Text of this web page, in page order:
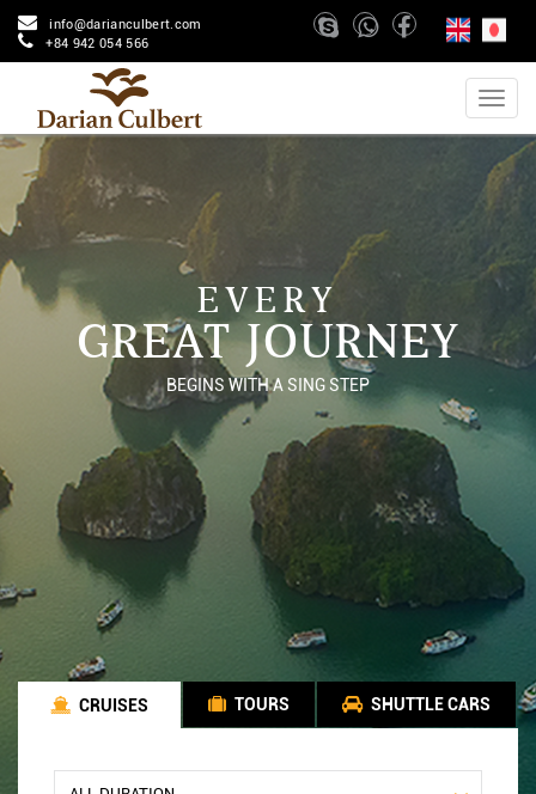
info@darianculbert.com
+84 942 054 566
EVERY
GREAT JOURNEY
BEGINS WITH A SING STEP
CRUISES TOURS SHUTTLE CARS